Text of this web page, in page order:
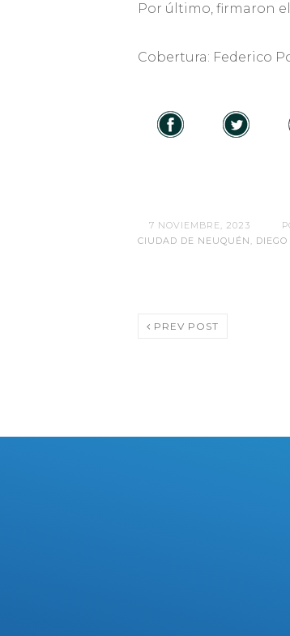
Por último, firmaron
Cobertura: Federico
7 NOVIEMBRE, 2023
CIUDAD DE NEUQUÉN ,
PREV POST